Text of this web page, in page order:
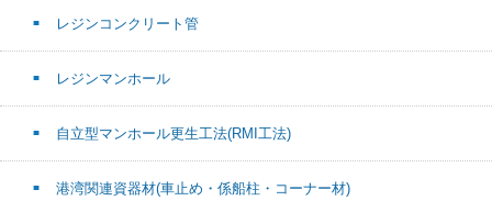
レジンコンクリート管
レジンマンホール
自立型マンホール更生工法(RMI工法)
港湾関連資器材(車止め・係船柱・コーナー材)